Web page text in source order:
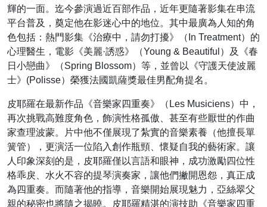
輝的一面。迄今參演過近百部作品，近年更隨著影集在串流
平台普及，奠定他在影迷心中的地位。其中最廣為人知的角
色包括：熱門影集《治療中，請勿打擾》（In Treatment）的
心理醫生，電影《美麗·誘惑》（Young & Beautiful）及《春
日小戀曲》（Spring Blossom）等，並曾以《守護天使波麗
士》(Polisse）榮獲法國凱薩獎最佳男配角提名。
皮耶羅在最新作品《音樂家四重奏》（Les Musiciens）中，
再次挑戰高難度角色，飾演性格孤傲、甚至有些厭世的作曲
家查理波蒙。片中他不僅展現了紮實的音樂素養（他擅長單
簧管），更演活一位陷入創作瓶頸、懷疑自我的藝術家。讓
人印象深刻的是，皮耶羅僅以言語和眼神，成功激勵四位性
格乖戾、水火不容的提琴演奏家，讓他們撇開恩怨，真正成
為四重奏。而隨著他的指導，音樂開始展現魅力，亞絲翠父
親的秘密也將隨之揭曉。皮耶羅精湛的演技助《音樂家四重